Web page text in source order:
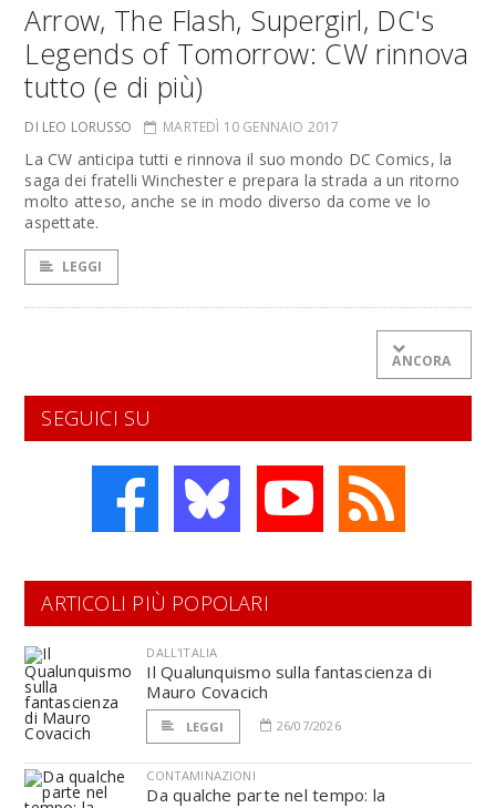
Arrow, The Flash, Supergirl, DC's
Legends of Tomorrow: CW rinnova
tutto (e di più)
DI LEO LORUSSO MARTEDÌ 10 GENNAIO 2017
La CW anticipa tutti e rinnova il suo mondo DC Comics, la
saga dei fratelli Winchester e prepara la strada a un ritorno
molto atteso, anche se in modo diverso da come ve lo
aspettate.
LEGGI
ANCORA
SEGUICI SU
ARTICOLI PIÙ POPOLARI
DALL'ITALIA
Il Qualunquismo sulla fantascienza di
Mauro Covacich
LEGGI 26/07/2026
CONTAMINAZIONI
Da qualche parte nel tempo: la